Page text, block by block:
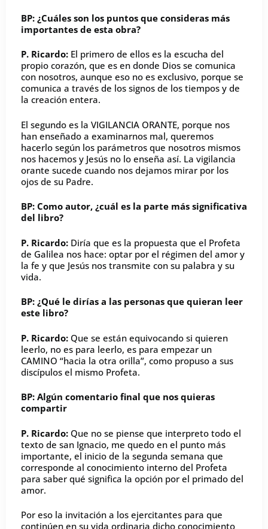
BP: ¿Cuáles son los puntos que consideras más
importantes de esta obra?
P. Ricardo: El primero de ellos es la escucha del
propio corazón, que es en donde Dios se comunica
con nosotros, aunque eso no es exclusivo, porque se
comunica a través de los signos de los tiempos y de
la creación entera.
El segundo es la VIGILANCIA ORANTE, porque nos
han enseñado a examinarnos mal, queremos
hacerlo según los parámetros que nosotros mismos
nos hacemos y Jesús no lo enseña así. La vigilancia
orante sucede cuando nos dejamos mirar por los
ojos de su Padre.
BP: Como autor, ¿cuál es la parte más significativa
del libro?
P. Ricardo: Diría que es la propuesta que el Profeta
de Galilea nos hace: optar por el régimen del amor y
la fe y que Jesús nos transmite con su palabra y su
vida.
BP: ¿Qué le dirías a las personas que quieran leer
este libro?
P. Ricardo: Que se están equivocando si quieren
leerlo, no es para leerlo, es para empezar un
CAMINO “hacia la otra orilla”, como propuso a sus
discípulos el mismo Profeta.
BP: Algún comentario final que nos quieras
compartir
P. Ricardo: Que no se piense que interpreto todo el
texto de san Ignacio, me quedo en el punto más
importante, el inicio de la segunda semana que
corresponde al conocimiento interno del Profeta
para saber qué significa la opción por el primado del
amor.
Por eso la invitación a los ejercitantes para que
continúen en su vida ordinaria dicho conocimiento